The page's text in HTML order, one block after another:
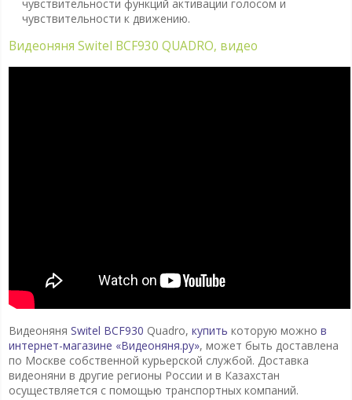
чувствительности функций активации голосом и
чувствительности к движению.
Видеоняня Switel BCF930 QUADRO, видео
Видеоняня Switel BCF930 Quadro, купить которую можно в
интернет-магазине «Видеоняня.ру», может быть доставлена
по Москве собственной курьерской службой. Доставка
видеоняни в другие регионы России и в Казахстан
осуществляется с помощью транспортных компаний.